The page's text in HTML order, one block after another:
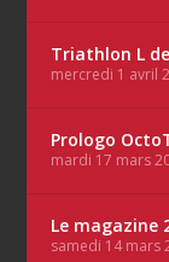
Triathlon L
mercredi 1 avril
Prologo
mardi 17 mars
Le magazine
samedi 14 mars